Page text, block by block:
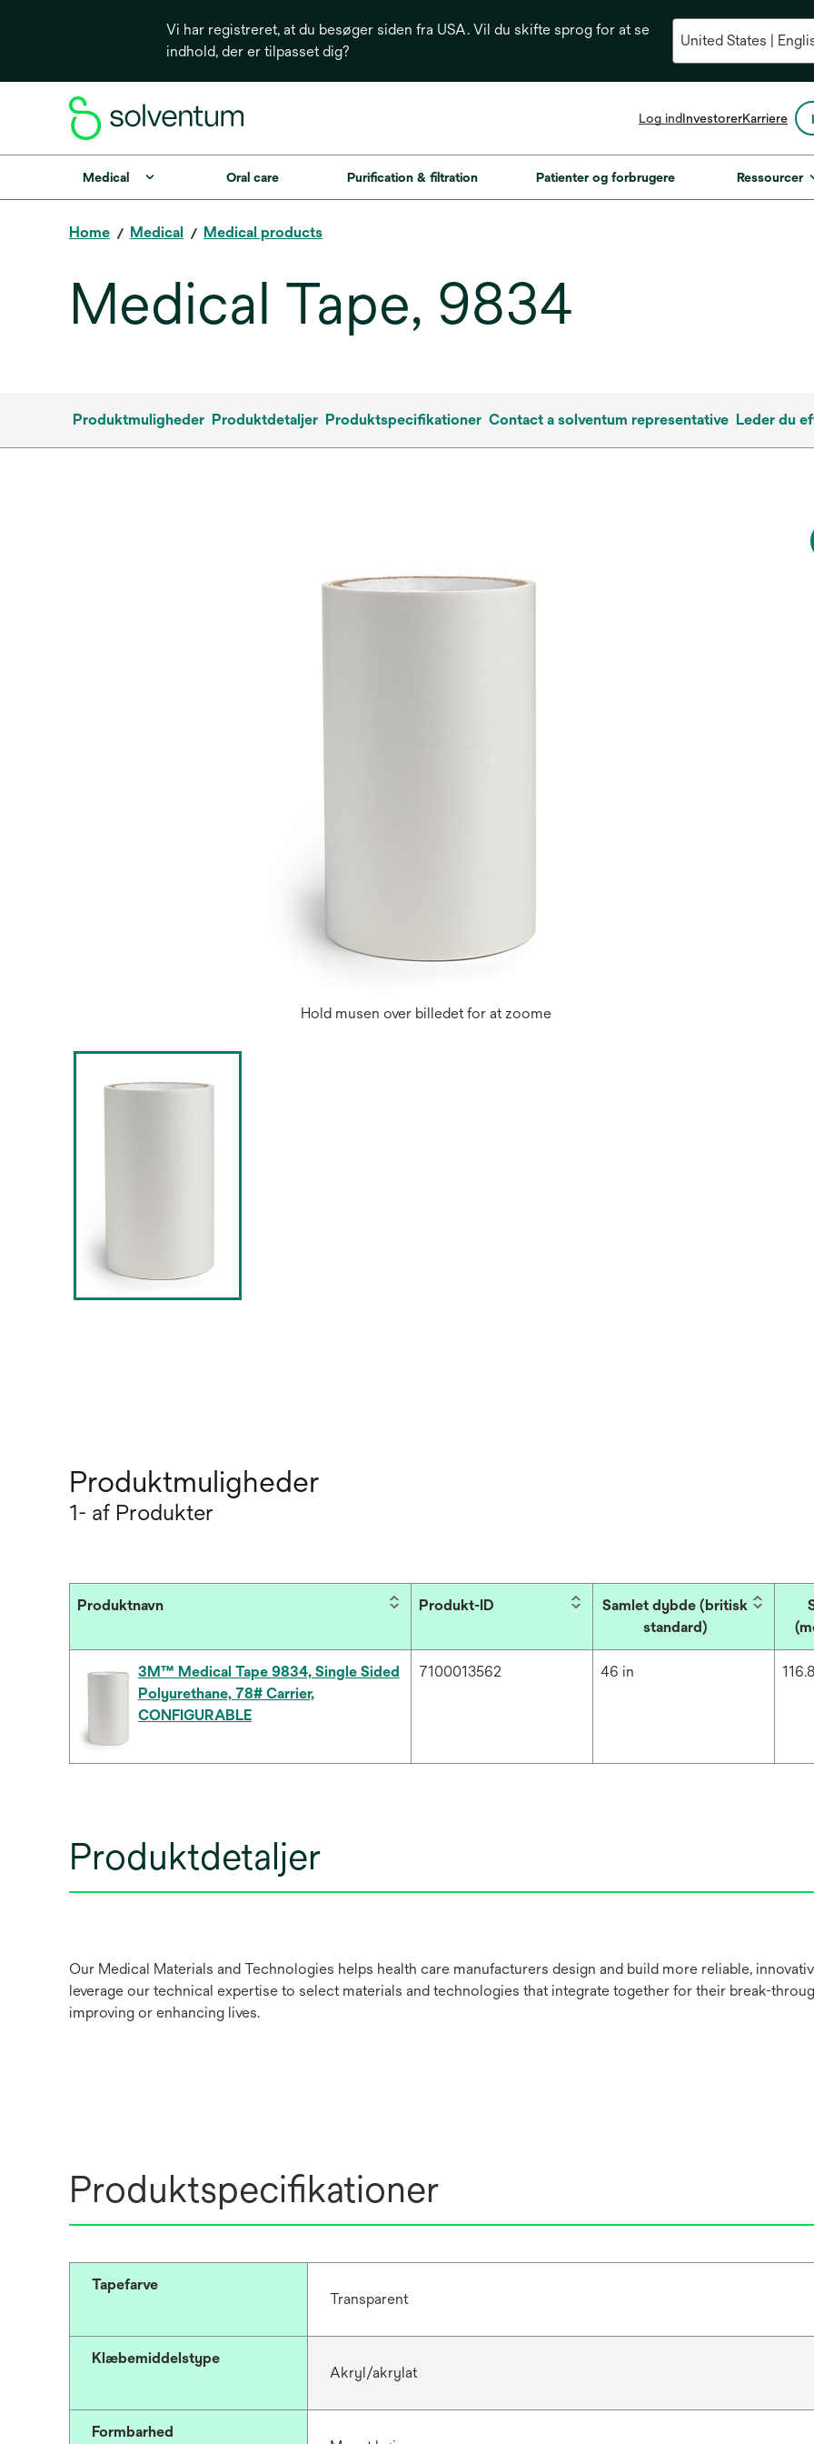
Vi har registreret, at du besøger siden fra USA. Vil du skifte sprog for at se
indhold, der er tilpasset dig?
Log indInvestoreropens
a
new
Karriere
Medical Oral care Purification & filtration Patienter og forbrugere Ressourcer
Home Medical Medical products
Medical Tape, 9834
Produktmuligheder Produktdetaljer Produktspecifikationer Contact a solventum representative Leder du
Hold musen over billedet for at zoome
Produktmuligheder
1- af Produkter
Produktnavn Produkt-ID
Samlet dybde (britisk
standard)
3M™ Medical Tape 9834, Single Sided
Polyurethane, 78# Carrier,
CONFIGURABLE
7100013562 46 in
Produktdetaljer
Our Medical Materials and Technologies helps health care manufacturers design and build more reliable,
leverage our technical expertise to select materials and technologies that integrate together for their break-
improving or enhancing lives.
Produktspecifikationer
Tapefarve
Transparent
Klæbemiddelstype
Akryl/akrylat
Formbarhed